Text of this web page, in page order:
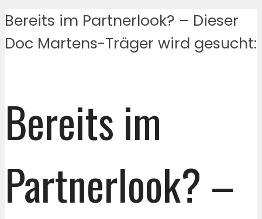
Bereits im Partnerlook? – Dieser
Doc Martens-Träger wird gesucht:
Bereits im
Partnerlook? –